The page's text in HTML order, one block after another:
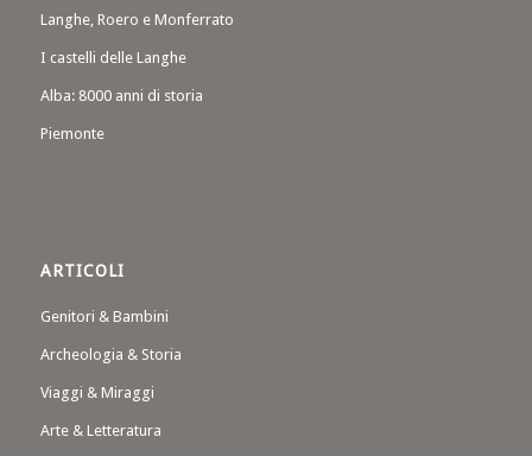
Langhe, Roero e Monferrato
I castelli delle Langhe
Alba: 8000 anni di storia
Piemonte
ARTICOLI
Genitori & Bambini
Archeologia & Storia
Viaggi & Miraggi
Arte & Letteratura